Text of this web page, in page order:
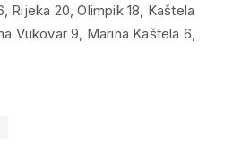
Rijeka 20, Olimpik 18, Kaštela
Vukovar 9, Marina Kaštela 6,